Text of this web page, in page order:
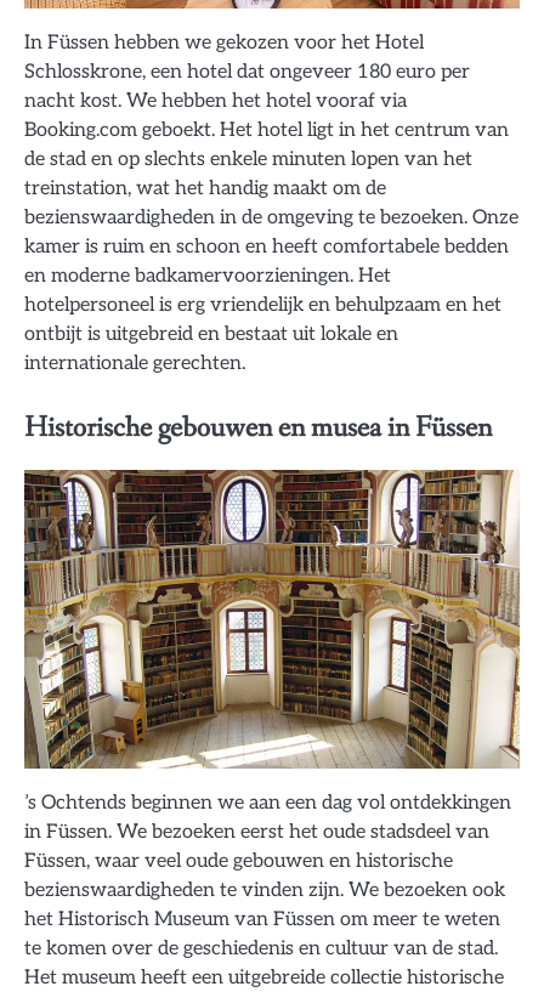
In Füssen hebben we gekozen voor het Hotel
Schlosskrone, een hotel dat ongeveer 180 euro per
nacht kost. We hebben het hotel vooraf via
Booking.com geboekt. Het hotel ligt in het centrum van
de stad en op slechts enkele minuten lopen van het
treinstation, wat het handig maakt om de
bezienswaardigheden in de omgeving te bezoeken. Onze
kamer is ruim en schoon en heeft comfortabele bedden
en moderne badkamervoorzieningen. Het
hotelpersoneel is erg vriendelijk en behulpzaam en het
ontbijt is uitgebreid en bestaat uit lokale en
internationale gerechten.
Historische gebouwen en musea in Füssen
’s Ochtends beginnen we aan een dag vol ontdekkingen
in Füssen. We bezoeken eerst het oude stadsdeel van
Füssen, waar veel oude gebouwen en historische
bezienswaardigheden te vinden zijn. We bezoeken ook
het Historisch Museum van Füssen om meer te weten
te komen over de geschiedenis en cultuur van de stad.
Het museum heeft een uitgebreide collectie historische